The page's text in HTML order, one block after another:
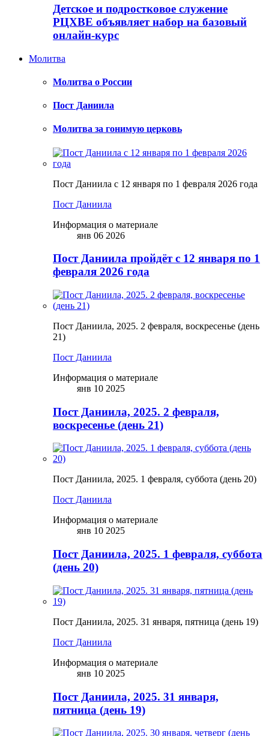
Детское и подростковое служение
РЦХВЕ объявляет набор на базовый
онлайн-курс
Молитва
Молитва о России
Пост Даниила
Молитва за гонимую церковь
Пост Даниила с 12 января по 1 февраля 2026 года
Пост Даниила
Информация о материале
янв 06 2026
Пост Даниила пройдёт с 12 января по 1
февраля 2026 года
Пост Даниила, 2025. 2 февраля, воскресенье (день
21)
Пост Даниила
Информация о материале
янв 10 2025
Пост Даниила, 2025. 2 февраля,
воскресенье (день 21)
Пост Даниила, 2025. 1 февраля, суббота (день 20)
Пост Даниила
Информация о материале
янв 10 2025
Пост Даниила, 2025. 1 февраля, суббота
(день 20)
Пост Даниила, 2025. 31 января, пятница (день 19)
Пост Даниила
Информация о материале
янв 10 2025
Пост Даниила, 2025. 31 января,
пятница (день 19)